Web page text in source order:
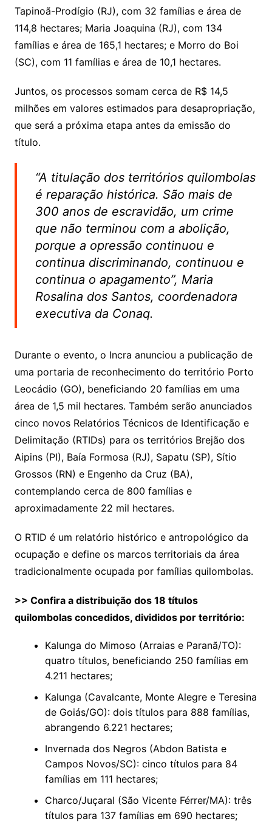
Tapinoã-Prodígio (RJ), com 32 famílias e área de
114,8 hectares; Maria Joaquina (RJ), com 134
famílias e área de 165,1 hectares; e Morro do Boi
(SC), com 11 famílias e área de 10,1 hectares.
Juntos, os processos somam cerca de R$ 14,5
milhões em valores estimados para desapropriação,
que será a próxima etapa antes da emissão do
título.
“A titulação dos territórios quilombolas
é reparação histórica. São mais de
300 anos de escravidão, um crime
que não terminou com a abolição,
porque a opressão continuou e
continua discriminando, continuou e
continua o apagamento”, Maria
Rosalina dos Santos, coordenadora
executiva da Conaq.
Durante o evento, o Incra anunciou a publicação de
uma portaria de reconhecimento do território Porto
Leocádio (GO), beneficiando 20 famílias em uma
área de 1,5 mil hectares. Também serão anunciados
cinco novos Relatórios Técnicos de Identificação e
Delimitação (RTIDs) para os territórios Brejão dos
Aipins (PI), Baía Formosa (RJ), Sapatu (SP), Sítio
Grossos (RN) e Engenho da Cruz (BA),
contemplando cerca de 800 famílias e
aproximadamente 22 mil hectares.
O RTID é um relatório histórico e antropológico da
ocupação e define os marcos territoriais da área
tradicionalmente ocupada por famílias quilombolas.
>> Confira a distribuição dos 18 títulos
quilombolas concedidos, divididos por território:
Kalunga do Mimoso (Arraias e Paranã/TO):
quatro títulos, beneficiando 250 famílias em
4.211 hectares;
Kalunga (Cavalcante, Monte Alegre e Teresina
de Goiás/GO): dois títulos para 888 famílias,
abrangendo 6.221 hectares;
Invernada dos Negros (Abdon Batista e
Campos Novos/SC): cinco títulos para 84
famílias em 111 hectares;
Charco/Juçaral (São Vicente Férrer/MA): três
títulos para 137 famílias em 690 hectares;